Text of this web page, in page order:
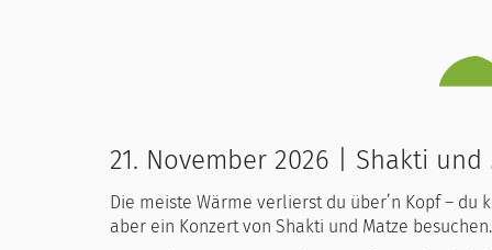
21. November 2026 | Shakti
Die meiste Wärme verlierst du über’n Kopf –
aber ein Konzert von Shakti und Matze besuchen.